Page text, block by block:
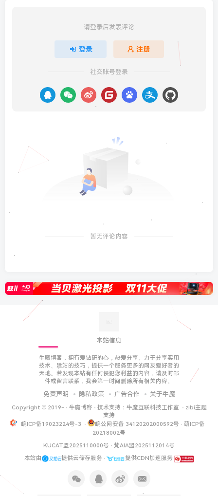
请登录后发表评论
登录 注册
社交账号登录
暂无评论内容
本站信息
牛魔博客，拥有爱钻研的心，热爱分享、力于分享实用
技术、建站的技巧，提供一个服务更多的网友爱好者的
天地。若发现本站有任何侵犯您利益的内容，请及时邮
件或留言联系，我会第一时间删除所有相关内容。
免责声明 隐私政策 广告合作 关于牛魔
Copyright © 2019- · 牛魔博客 · 技术支持： 牛魔互联科技工作室 · zibi主题
支持
皖ICP备19023224号-3 · 皖公网安备 34120202000592号 · 萌ICP备
20218002号
KUCAT盟2025110000号 · 梵AIA盟2025112014号
本站由
提供云储存服务 · 提供CDN加速服务